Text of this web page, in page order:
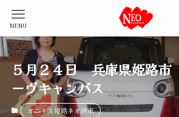
MENU
５月２４日 兵庫県姫路
ーヴキャンバス
オニキス姫路ネオ納車